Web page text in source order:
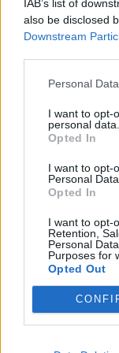
IAB’s list of
also be disclosed
Downstream
Personal
I want to opt-
personal data.
Opted In
I want to opt-
Personal Data.
Opted In
I want to opt-
Retention,
Personal
Purposes for
Opted Out